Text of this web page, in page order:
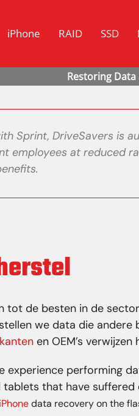
iPhone RAID SSD
Sprint, DriveSavers is
employees at reduced
tot de besten in de
we data die
en OEM’s
experience performing
tablets that have
iPhonedata recovery on the